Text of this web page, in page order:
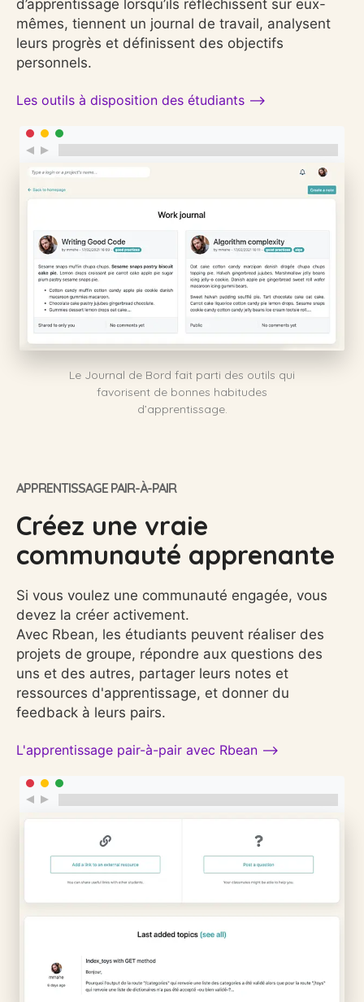
Le Journal de Bord fait parti des outils qui
favorisent de bonnes habitudes
d’apprentissage.
d’apprentissage lorsqu’ils réfléchissent sur eux-
mêmes, tiennent un journal de travail, analysent
leurs progrès et définissent des objectifs
personnels.
Les outils à disposition des étudiants ⟶
APPRENTISSAGE PAIR-À-PAIR
Créez une vraie
communauté apprenante
Si vous voulez une communauté engagée, vous
devez la créer activement.
Avec Rbean, les étudiants peuvent réaliser des
projets de groupe, répondre aux questions des
uns et des autres, partager leurs notes et
ressources d'apprentissage, et donner du
feedback à leurs pairs.
L'apprentissage pair-à-pair avec Rbean ⟶